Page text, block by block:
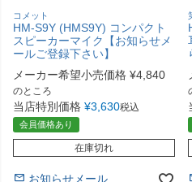
コメット
HM-S9Y (HMS9Y) コンパクト
スピーカーマイク【お知らせメ
ールご登録下さい】
メーカー希望小売価格 ¥4,840
のところ
当店特別価格 ¥3,630税込
会員価格あり
在庫切れ
お知らせメール